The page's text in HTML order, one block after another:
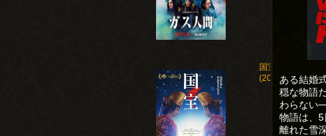
国宝
(2025)ある結婚
穏な物語
わらない
物語は、
離れた雪